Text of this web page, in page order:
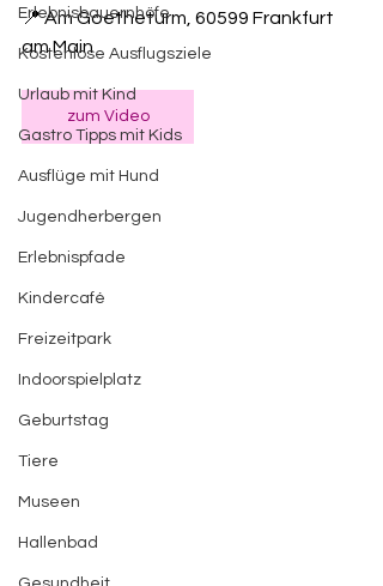
Erlebnisbauernhöfe
Kostenlose Ausflugsziele
Urlaub mit Kind
Gastro Tipps mit Kids
Ausflüge mit Hund
Jugendherbergen
Erlebnispfade
Kindercafé
Freizeitpark
Indoorspielplatz
Geburtstag
Tiere
Museen
Hallenbad
📍 Am Goetheturm, 60599 Frankfurt
am Main
zum Video